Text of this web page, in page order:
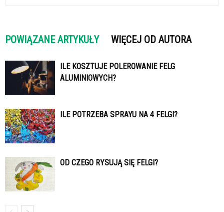
POWIĄZANE ARTYKUŁY WIĘCEJ OD AUTORA
ILE KOSZTUJE POLEROWANIE FELG
ALUMINIOWYCH?
ILE POTRZEBA SPRAYU NA 4 FELGI?
OD CZEGO RYSUJĄ SIĘ FELGI?